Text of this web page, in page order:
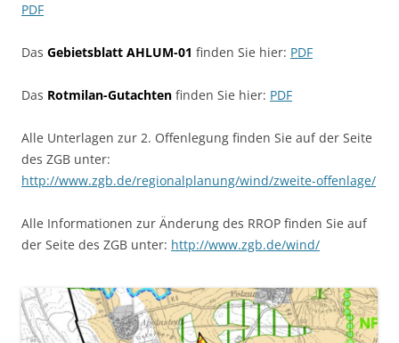
PDF
Das Gebietsblatt AHLUM-01 finden Sie hier: PDF
Das Rotmilan-Gutachten finden Sie hier: PDF
Alle Unterlagen zur 2. Offenlegung finden Sie auf der Seite
des ZGB unter:
http://www.zgb.de/regionalplanung/wind/zweite-offenlage/
Alle Informationen zur Änderung des RROP finden Sie auf
der Seite des ZGB unter: http://www.zgb.de/wind/